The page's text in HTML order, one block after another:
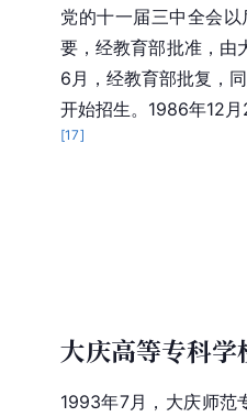
党的十一届三中全会
要，经教育部批准，由
6月，经教育部批复，
开始招生。1986年12
[17]
大庆高等专科学
1993年7月，大庆师范